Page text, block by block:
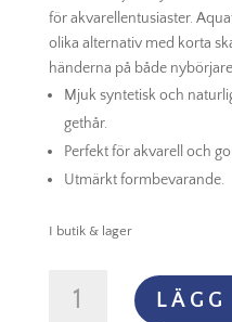
för akvarellentusiaster.
olika alternativ med korta
händerna på både
Mjuk syntetisk och
gethår.
Perfekt för akvarell och
Utmärkt formbevarande.
I butik & lager
Series